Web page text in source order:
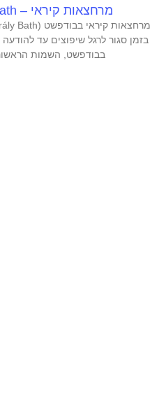
מרחצאות קיראי – Király Thermal Bath
בזמן סגור לרגל שיפוצים עד
בבודפשט, השמות